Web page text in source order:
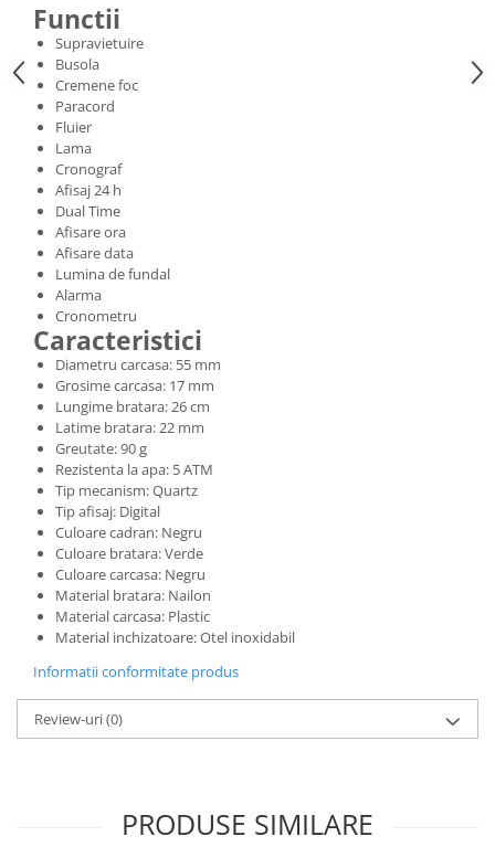
Functii
Supravietuire
Busola
Cremene foc
Paracord
Fluier
Lama
Cronograf
Afisaj 24 h
Dual Time
Afisare ora
Afisare data
Lumina de fundal
Alarma
Cronometru
Caracteristici
Diametru carcasa: 55 mm
Grosime carcasa: 17 mm
Lungime bratara: 26 cm
Latime bratara: 22 mm
Greutate: 90 g
Rezistenta la apa: 5 ATM
Tip mecanism: Quartz
Tip afisaj: Digital
Culoare cadran: Negru
Culoare bratara: Verde
Culoare carcasa: Negru
Material bratara: Nailon
Material carcasa: Plastic
Material inchizatoare: Otel inoxidabil
Informatii conformitate produs
Review-uri(0)
PRODUSE SIMILARE